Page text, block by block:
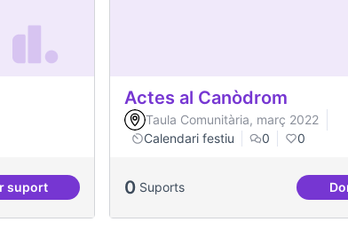
suport
Vilaveïna
Actes al Canòdrom
Taula Comunitària, març 2022
Calendari festiu
0 0
0 Suports